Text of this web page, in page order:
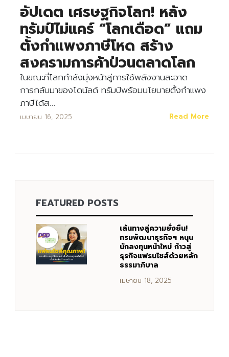
Search
for: Search
อัปเดต เศรษฐกิจโลก! หลัง
ทรัมป์ไม่แคร์ “โลกเดือด” แถม
ตั้งกำแพงภาษีโหด สร้าง
สงครามการค้าป่วนตลาดโลก
ในขณะที่โลกกำลังมุ่งหน้าสู่การใช้พลังงานสะอาด
การกลับมาของโดนัลด์ ทรัมป์พร้อมนโยบายตั้งกำแพง
ภาษีได้ส…
เมษายน 16, 2025 Read More
FEATURED POSTS
เส้นทางสู่ความยั่งยืน!
กรมพัฒนาธุรกิจฯ หนุน
นักลงทุนหน้าใหม่ ก้าวสู่
ธุรกิจแฟรนไชส์ด้วยหลัก
ธรรมาภิบาล
เมษายน 18, 2025